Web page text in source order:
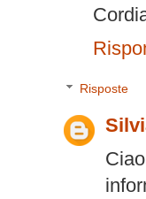
Risposte